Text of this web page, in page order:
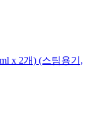
x 2개) (스팀용기,